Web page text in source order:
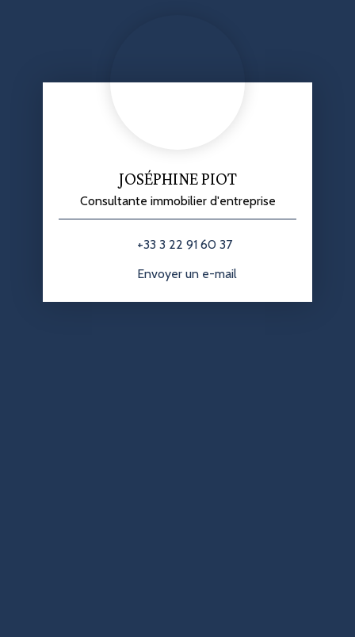
JOSÉPHINE PIOT
Consultante immobilier d'entreprise
+33 3 22 91 60 37
Envoyer un e-mail